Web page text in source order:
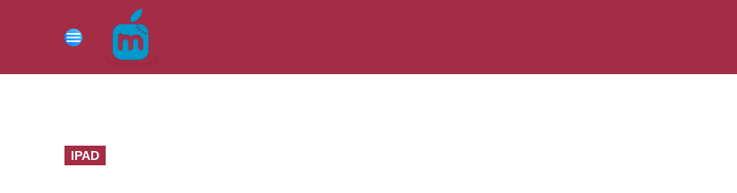
contenuto
Menu
PUBBLICATO
IN
IPAD